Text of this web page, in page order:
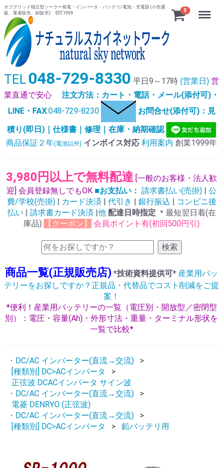
オフグリッド独立型ソーラー発電・インバータ・バッテリ/電池・充電器 (小売通
販、業者販売、卸販売) EST.1999
0 Menu
TEL 048-729-8330 平日9～17時 (営業日) 営
業直通で安心
注文方法：カート・電話・メール(添付可)・
LINE・FAX:048-729-8230
お問合せ(添付可)：見
積り(即日)｜仕様書｜修理｜在庫・納期確認
商品保証２年(電池以外) インボイス対応 利用案内 創業1999年
3,980円以上で無料配達 [一般のお客様・法人歓
迎] 会員登録無しでもOK ■お支払い： 請求書払い(売掛) | 公
費/学校(売掛) | カード決済 | 代引き | 銀行振込 | コンビニ後
払い | 請求書カード決済 |他 配達日時指定 ＊最短翌日着(在
庫品)
【クーポン】 会員ポイント有(初回500円引)
検索
商品一覧(正規販売店) *技術資料提供可* 産業用バッ
テリーをお探しですか？正規品・代替品でコスト削減をご提
案！
*便利！産業用バッテリーの一覧（電圧別・開放型／密閉型
別）：電圧・容量(Ah)・外形寸法・重量・ターミナル形状を
一覧で比較*
・DC/AC インバーター(直流→交流)
[種類別] DC>ACインバータ
正弦波 DCACインバータ サイン波
・DC/AC インバーター(直流→交流)
電菱 DENRYO (正弦波)
・DC/AC インバーター(直流→交流)
[種類別] DC>ACインバータ
鉛バッテリ用